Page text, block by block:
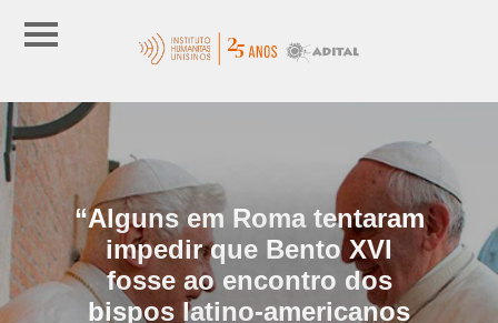
“Alguns em Roma tentaram
impedir que Bento XVI
fosse ao encontro dos
bispos latino-americanos